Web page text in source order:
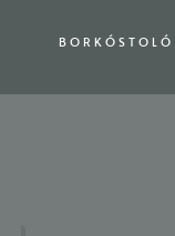
BORKÓSTOLÓ